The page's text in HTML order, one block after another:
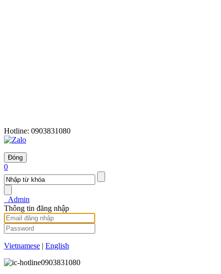
Hotline: 0903831080
Đóng
0
Admin
Thông tin đăng nhập
Vietnamese | English
0903831080